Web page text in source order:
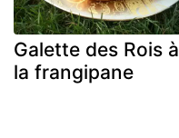
Galette des Rois à
la frangipane